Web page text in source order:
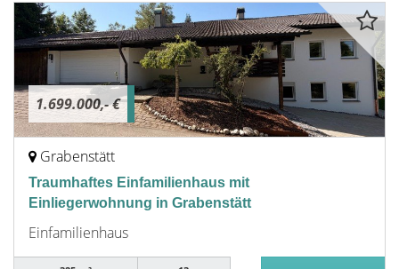
1.699.000,- €
Grabenstätt
Traumhaftes Einfamilienhaus mit
Einliegerwohnung in Grabenstätt
Einfamilienhaus